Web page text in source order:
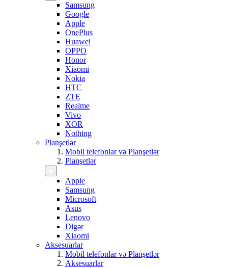
Samsung
Google
Apple
OnePlus
Huawei
OPPO
Honor
Xiaomi
Nokia
HTC
ZTE
Realme
Vivo
XOR
Nothing
Planşetlər
Mobil telefonlar və Planşetlər
Planşetlər
Apple
Samsung
Microsoft
Asus
Lenovo
Digər
Xiaomi
Aksesuarlar
Mobil telefonlar və Planşetlər
Aksesuarlar